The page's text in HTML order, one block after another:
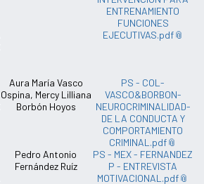
ENTRENAMIENTO
FUNCIONES
EJECUTIVAS.pdf
Aura María Vasco
Ospina, Mercy Lilliana
Borbón Hoyos
PS - COL-
VASCO&BORBON-
NEUROCRIMINALIDAD-
DE LA CONDUCTA Y
COMPORTAMIENTO
CRIMINAL.pdf
Pedro Antonio
Fernández Ruíz
PS - MEX - FERNANDEZ
P - ENTREVISTA
MOTIVACIONAL.pdf